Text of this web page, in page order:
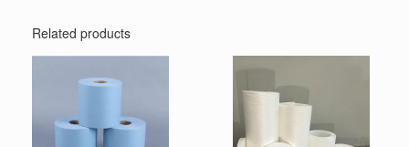
Related products